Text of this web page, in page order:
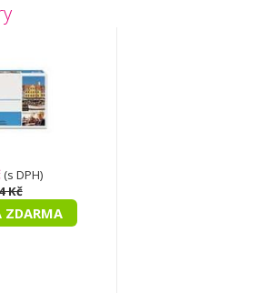
(s DPH)
Kč
ZDARMA